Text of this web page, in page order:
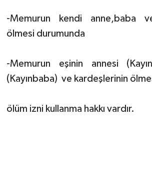
-Memurun kendi anne,baba
ölmesi durumunda
-Memurun eşinin annesi
(Kayınbaba) ve kardeşlerinin
ölüm izni kullanma hakkı vardır.